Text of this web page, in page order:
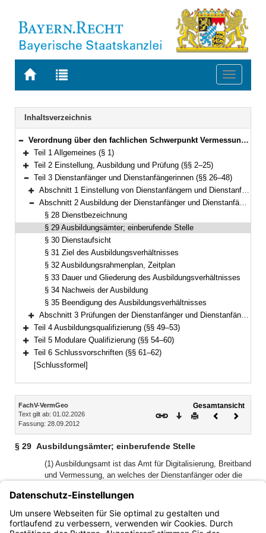
Zur
BAYERN.RECHT
Zur
letzten
Suche
Toggle
Navigation
Inhaltsverzeichnis
Bereich reduzieren
Verordnung über den fachlichen Schwerpunkt Vermessung und Geoinformation (FachV-VermGeo) Vom 28. September 2012 (GVBl. S. 493) BayRS 2038-3-5-5-F (§§ 1–62)
Bereich erweitern
Teil 1 Allgemeines (§ 1)
Bereich erweitern
Teil 2 Einstellung, Ausbildung und Prüfung (§§ 2–25)
Bereich reduzieren
Teil 3 Dienstanfänger und Dienstanfängerinnen (§§ 26–48)
Bereich erweitern
Abschnitt 1 Einstellung von Dienstanfängern und Dienstanfängerinnen (§§ 26–27)
Bereich reduzieren
Abschnitt 2 Ausbildung der Dienstanfänger und Dienstanfängerinnen (§§ 28–35)
§ 28 Dienstbezeichnung
§ 29 Ausbildungsämter; einberufende Stelle
§ 30 Dienstaufsicht
§ 31 Ziel des Ausbildungsverhältnisses
§ 32 Ausbildungsrahmenplan, Zeitplan
§ 33 Dauer und Gliederung des Ausbildungsverhältnisses
§ 34 Nachweis der Ausbildung
§ 35 Beendigung des Ausbildungsverhältnisses
Bereich erweitern
Abschnitt 3 Prüfungen der Dienstanfänger und Dienstanfängerinnen (§§ 36–48)
Bereich erweitern
Teil 4 Ausbildungsqualifizierung (§§ 49–53)
Bereich erweitern
Teil 5 Modulare Qualifizierung (§§ 54–60)
Bereich erweitern
Teil 6 Schlussvorschriften (§§ 61–62)
[Schlussformel]
Inhalt
FachV-VermGeo
Text gilt ab: 01.02.2026
Fassung: 28.09.2012
Gesamtansicht
Download
DruckenVorheriges
§ 29 Ausbildungsämter; einberufende Stelle
(1) Ausbildungsamt ist das Amt für Digitalisierung, Breitband
und Vermessung, an welches der Dienstanfänger oder die
einberufen wird.
(2) Einberufende Stelle ist das Landesamt für
Digitalisierung, Breitband und Vermessung.